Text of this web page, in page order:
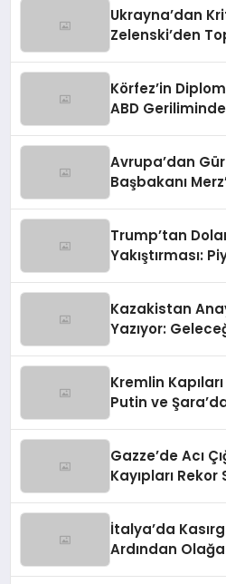
Ukrayna’dan
Zelenski’den
Körfez’in
ABD
Avrupa’dan
Başbakanı
Trump’tan
Yakıştırması:
Kazakistan
Yazıyor:
Kremlin
Putin ve
Gazze’de Acı
Kayıpları
İtalya’da
Ardından